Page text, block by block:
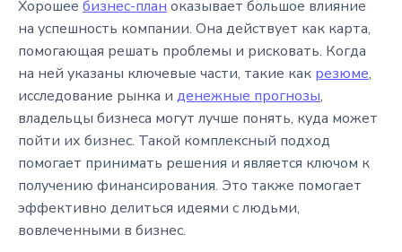
Хорошее бизнес-план оказывает большое влияние
на успешность компании. Она действует как карта,
помогающая решать проблемы и рисковать. Когда
на ней указаны ключевые части, такие как резюме,
исследование рынка и денежные прогнозы,
владельцы бизнеса могут лучше понять, куда может
пойти их бизнес. Такой комплексный подход
помогает принимать решения и является ключом к
получению финансирования. Это также помогает
эффективно делиться идеями с людьми,
вовлеченными в бизнес.